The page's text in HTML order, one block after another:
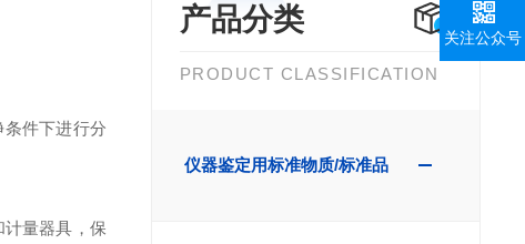
产品分类
PRODUCT CLASSIFICATION
仪器鉴定用标准物质/标准品
件下进行分
量器具，保
关注公众号